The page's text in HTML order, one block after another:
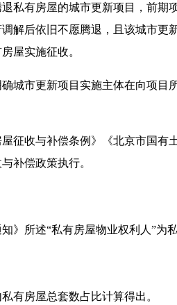
有房屋的城市更新项目，前期
解后依旧不愿腾退，且该城市
屋实施征收。
市更新项目实施主体在向项目
收与补偿条例》《北京市国有
补偿政策执行。
所述“私有房屋物业权利人”为私
房屋总套数占比计算得出。